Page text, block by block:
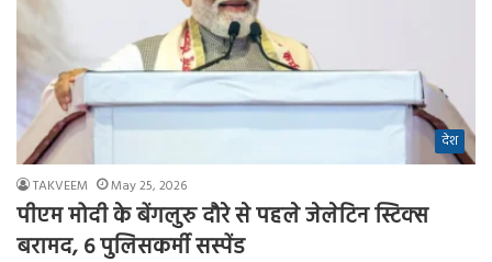
देश
TAKVEEM May 25, 2026
पीएम मोदी के बेंगलुरु दौरे से पहले जेलेटिन स्टिक्स
बरामद, 6 पुलिसकर्मी सस्पेंड